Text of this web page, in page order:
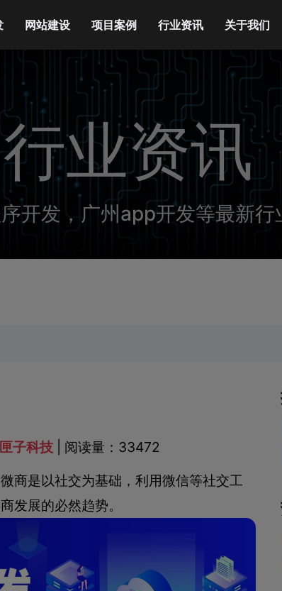
网站建设 项目案例 行业资讯 关于我们
行业资讯
开发，广州app开发等最新行
子科技 | 阅读量：33472
商是以社交为基础，利用微信等社交工
发展的必然趋势。